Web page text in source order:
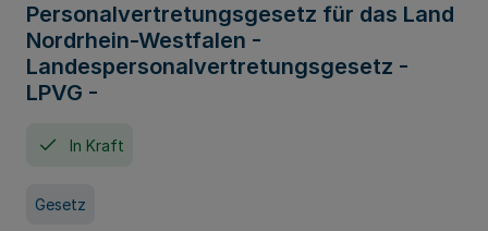
Personalvertretungsgesetz für das Land
Nordrhein-Westfalen -
Landespersonalvertretungsgesetz -
LPVG -
In Kraft
Gesetz